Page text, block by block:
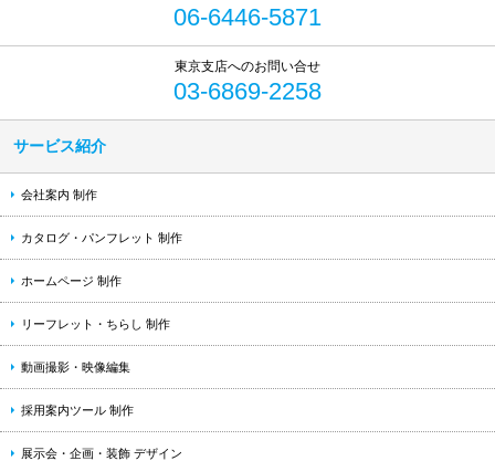
06-6446-5871
03-6869-2258
サービス紹介
会社案内 制作
カタログ・パンフレット 制作
ホームページ 制作
リーフレット・ちらし 制作
動画撮影・映像編集
採用案内ツール 制作
展示会・企画・装飾 デザイン